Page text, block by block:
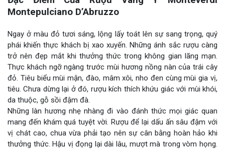
Montepulciano D’Abruzzo
Ngay ở màu đỏ tươi sáng, lộng lấy toát lên sự sang trọng, quý
phái khiến thực khách bị xao xuyến. Những ánh sắc rượu càng
trở nên đẹp mắt khi thưởng thức trong không gian lãng mạn.
Thực khách ngỡ ngàng trước mùi hương nồng nàn của trái cây
đỏ. Tiêu biểu mùi mận, đào, mâm xôi, nho đen cùng mùi gia vị,
tiêu. Chưa dừng lại ở đó, rượu kích thích khứu giác với mùi khói,
da thuộc, gỗ sồi đậm đà.
Những làn hương nhẹ nhàng đi vào đánh thức mọi giác quan
mang đến khám quá tuyệt vời. Rượu để lại dấu ấn sâu đậm với
vị chát cao, chua vừa phải tạo nên sự cân bằng hoàn hảo khi
thưởng thức. Hậu vị đọng lại dài lâu, mượt mà trong vòm họng.